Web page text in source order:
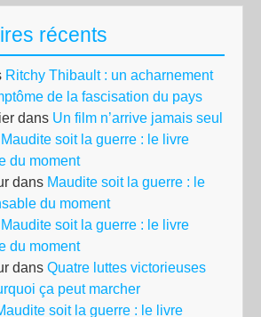
récents
Ritchy Thibault : un acharnement
de la fascisation du pays
dans Un film n’arrive jamais seul
Maudite soit la guerre : le livre
du moment
dans Maudite soit la guerre : le
du moment
Maudite soit la guerre : le livre
du moment
dans Quatre luttes victorieuses
ça peut marcher
soit la guerre : le livre